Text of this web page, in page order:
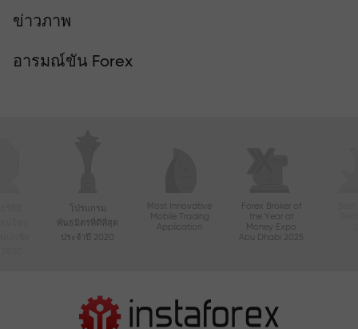
ข่าวภาพ
อารมณ์ขัน Forex
โปรแกรม
พันธมิตรที่ดีที่สุด
ประจำปี 2020
Most Innovative
Mobile Trading
Application
Forex Broker of
the Year at
Money Expo
Abu Dhabi 2025